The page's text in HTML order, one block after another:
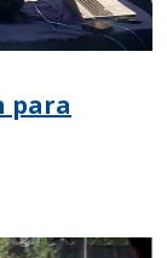
para